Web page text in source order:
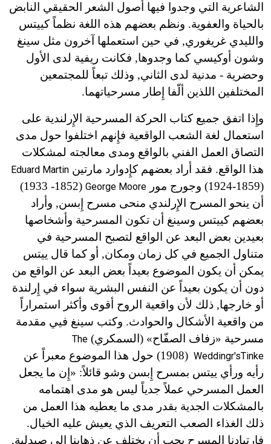
الشاعرية التي وجدوا فيها أصول الشعر الحقيقي النابض
بالحياة والعفوية. ونظم بعضهم هذه اللغة نظماً كييتس
والليدي غريغوري, في حين استعملها آخرون مثل سينغ
وشون أوكيسي كما وجدوها, فكانت ريفية لدى الأول
وحضرية - مدنية لدى الثاني, وذلك تبعاً للمجتمعين
المختلفين اللذين ألّفا إِطار مسرحياتهما.
وإِذا اتفق جميع كتاب الحركة المسرحية الإِرلندية على
استعمال لغة الشعب الواقعية فإِنهم اختلفوا حول مدى
التصاق العمل الفني بالواقع ومدى معالجته لمشكلات
هذا الواقع. فقد أراد بعضهم كإِدوارد مارتين Eduard Martin
(1859
-1924) وجورج مور George Moore
(1852
-
1933)
أن ينحو المسرح الإِرلندي منحى مسرح إِبسن, وأراد
بعضهم كييتس وسينغ أن تكون المسرحية وأشخاصها
بعيدين بعض البعد عن الواقع لتصبح المسرحية في
متناول الجميع في كل زمان ومكان, أو كما قال ييتس
يمكن أن يكون الموضوع بعيداً بعض البعد عن الواقع من
دون أن يكون بعيداً عن النفس البشرية سواء في إِرلندة
أو خارجها, ذلك لأن واقعية الروح أقوى وأكثر استمراراً
من واقعية الأشكال والحوادث. وكتب سينغ فيي مقدمة
مسرحية «زفاف الصفّاح» (السمكري) The
Tinke
r's
Wedding
(1908) حول هذا الموضوع معبراً عن
رأيه ورأي ييتس بمسرح إِبسن وشو قائلاً: « إِن ما يجعل
العمل المسرحي عملاً جدياً ليس هو مدى اهتمامه
بالمشكلات الجدية بقدر مدى ما يعطيه هذا العمل من
ذلك الغذاء الصعب التعريف الذي يعيش عليه الخيال.
فارتيادنا المسرح يجب أن يختلف عن ذهابنا إِلى صيدلية,